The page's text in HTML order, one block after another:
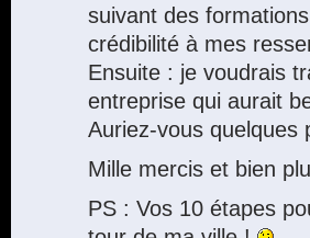
suivant des
crédibilité à mes
Ensuite : je voudrais
entreprise qui aurait
Auriez-vous quelques
Mille mercis et bien
PS : Vos 10 étapes